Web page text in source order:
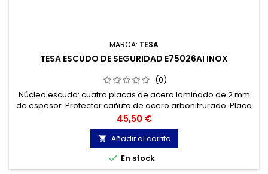
MARCA: TESA
TESA ESCUDO DE SEGURIDAD E75026AI INOX
(0)
Núcleo escudo: cuatro placas de acero laminado de 2 mm
de espesor. Protector cañuto de acero arbonitrurado. Placa
protectora de acero templado que protege el mecanismo
de la cerradura
Precio
45,50 €
 Añadir al carrito
 En stock